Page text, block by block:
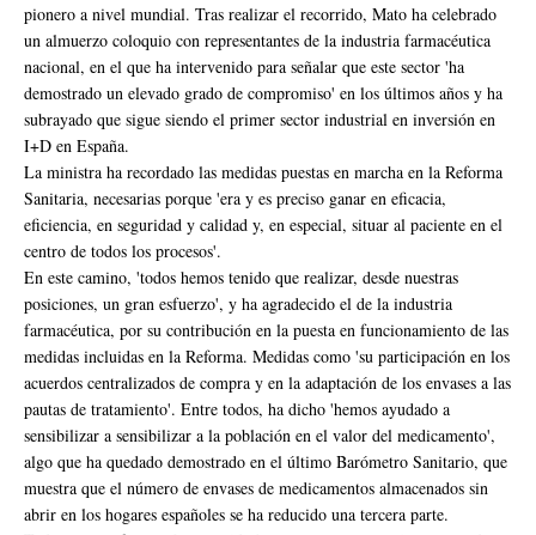
pionero a nivel mundial. Tras realizar el recorrido, Mato ha celebrado
un almuerzo coloquio con representantes de la industria farmacéutica
nacional, en el que ha intervenido para señalar que este sector 'ha
demostrado un elevado grado de compromiso' en los últimos años y ha
subrayado que sigue siendo el primer sector industrial en inversión en
I+D en España.
La ministra ha recordado las medidas puestas en marcha en la Reforma
Sanitaria, necesarias porque 'era y es preciso ganar en eficacia,
eficiencia, en seguridad y calidad y, en especial, situar al paciente en el
centro de todos los procesos'.
En este camino, 'todos hemos tenido que realizar, desde nuestras
posiciones, un gran esfuerzo', y ha agradecido el de la industria
farmacéutica, por su contribución en la puesta en funcionamiento de las
medidas incluidas en la Reforma. Medidas como 'su participación en los
acuerdos centralizados de compra y en la adaptación de los envases a las
pautas de tratamiento'. Entre todos, ha dicho 'hemos ayudado a
sensibilizar a sensibilizar a la población en el valor del medicamento',
algo que ha quedado demostrado en el último Barómetro Sanitario, que
muestra que el número de envases de medicamentos almacenados sin
abrir en los hogares españoles se ha reducido una tercera parte.